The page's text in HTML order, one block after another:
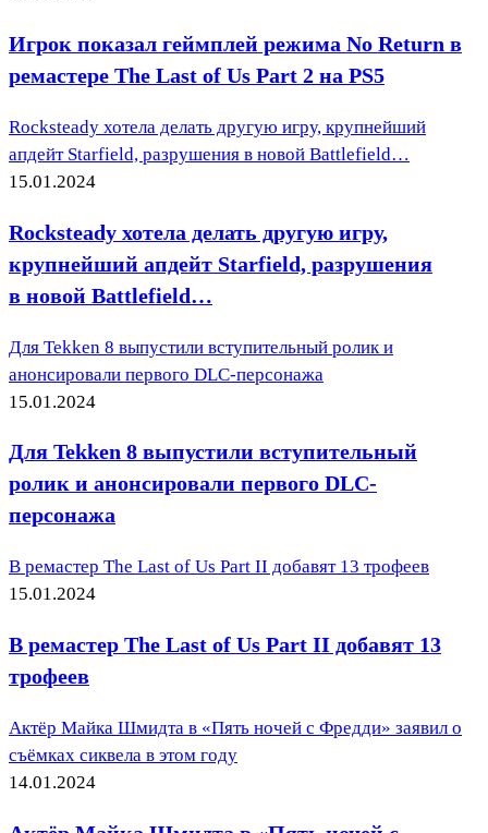
Игрок показал геймплей режима No Return в
ремастере The Last of Us Part 2 на PS5
Rocksteady хотела делать другую игру, крупнейший
апдейт Starfield, разрушения в новой Battlefield…
15.01.2024
Rocksteady хотела делать другую игру,
крупнейший апдейт Starfield, разрушения
в новой Battlefield…
Для Tekken 8 выпустили вступительный ролик и
анонсировали первого DLC-персонажа
15.01.2024
Для Tekken 8 выпустили вступительный
ролик и анонсировали первого DLC-
персонажа
В ремастер The Last of Us Part II добавят 13 трофеев
15.01.2024
В ремастер The Last of Us Part II добавят 13
трофеев
Актёр Майка Шмидта в «Пять ночей с Фредди» заявил о
съёмках сиквела в этом году
14.01.2024